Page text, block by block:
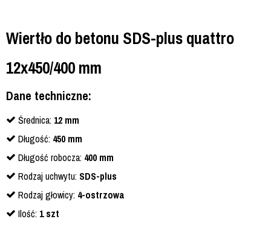
Wiertło do betonu SDS-plus quattro
12x450/400 mm
Dane techniczne:
Średnica: 12 mm
Długość: 450 mm
Długość robocza: 400 mm
Rodzaj uchwytu: SDS-plus
Rodzaj głowicy: 4-ostrzowa
Ilość: 1 szt